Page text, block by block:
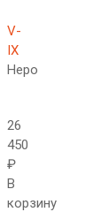
V-
IX
Неро
26
450
₽
В
корзину